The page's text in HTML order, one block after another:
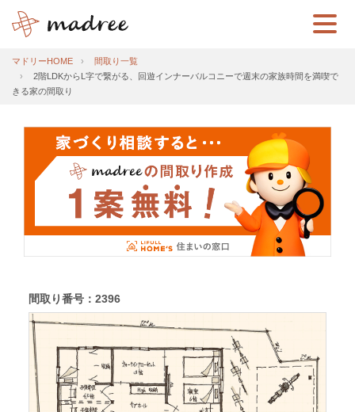
マドリーHOME
間取り一覧
2階LDKからL字で繋がる、回遊インナーバルコニーで週末の家族時間を満喫で
きる家の間取り
間取り番号：2396